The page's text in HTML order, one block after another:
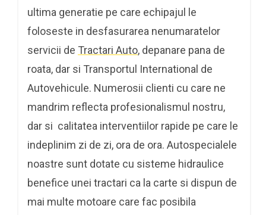
ultima generatie pe care echipajul le
foloseste in desfasurarea nenumaratelor
servicii de Tractari Auto, depanare pana de
roata, dar si Transportul International de
Autovehicule. Numerosii clienti cu care ne
mandrim reflecta profesionalismul nostru,
dar si calitatea interventiilor rapide pe care le
indeplinim zi de zi, ora de ora. Autospecialele
noastre sunt dotate cu sisteme hidraulice
benefice unei tractari ca la carte si dispun de
mai multe motoare care fac posibila